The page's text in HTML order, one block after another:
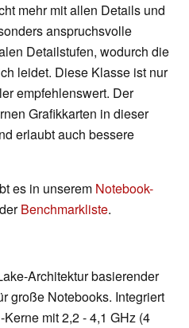
mehr mit allen Details und
anspruchsvolle
Detailstufen, wodurch die
leidet. Diese Klasse ist nur
empfehlenswert. Der
Grafikkarten in dieser
erlaubt auch bessere
es in unserem Notebook-
Benchmarkliste.
Architektur basierender
große Notebooks. Integriert
mit 2,2 - 4,1 GHz (4